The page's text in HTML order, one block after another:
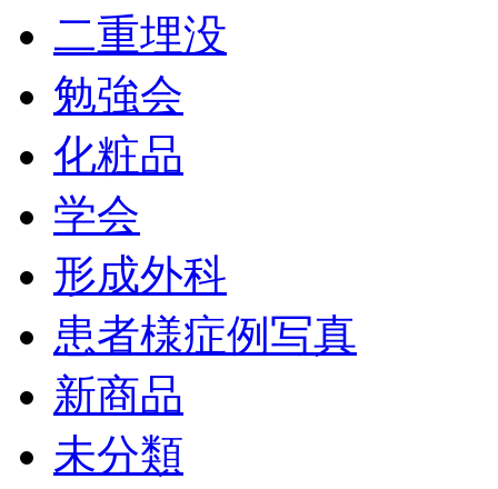
二重埋没
勉強会
化粧品
学会
形成外科
患者様症例写真
新商品
未分類